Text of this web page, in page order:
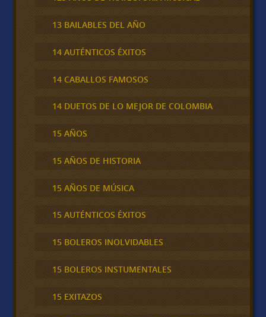
13 BAILABLES DEL AÑO
14 AUTÉNTICOS ÉXITOS
14 CABALLOS FAMOSOS
14 DUETOS DE LO MEJOR DE COLOMBIA
15 AÑOS
15 AÑOS DE HISTORIA
15 AÑOS DE MÚSICA
15 AUTÉNTICOS ÉXITOS
15 BOLEROS INOLVIDABLES
15 BOLEROS INSTUMENTALES
15 EXITAZOS